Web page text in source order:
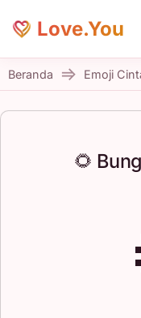
Love.You
Beranda Emoji
🌻